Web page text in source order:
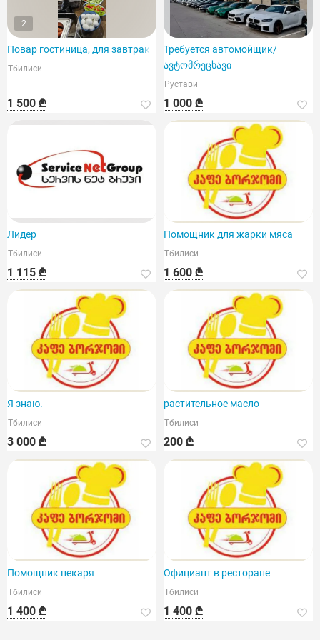
2
Повар гостиница, для завтрака
Тбилиси
1 500 ₾
Требуется автомойщик/
ავტომრეცხავი
Рустави
1 000 ₾
Лидер
Тбилиси
1 115 ₾
Помощник для жарки мяса
Тбилиси
1 600 ₾
Я знаю.
Тбилиси
3 000 ₾
растительное масло
Тбилиси
200 ₾
Помощник пекаря
Тбилиси
1 400 ₾
Официант в ресторане
Тбилиси
1 400 ₾